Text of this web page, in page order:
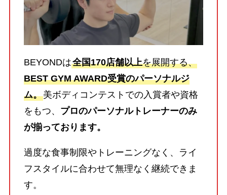
BEYONDは全国170店舗以上を展開する、
BEST GYM AWARD受賞のパーソナルジ
ム。美ボディコンテストでの入賞者や資格
をもつ、 プロのパーソナルトレーナーのみ
が揃っております。
過度な食事制限やトレーニングなく、ライ
フスタイルに合わせて無理なく継続できま
す。